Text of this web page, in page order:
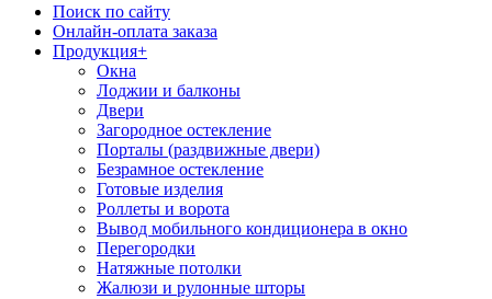
Поиск по сайту
Онлайн-оплата заказа
Продукция+
Окна
Лоджии и балконы
Двери
Загородное остекление
Порталы (раздвижные двери)
Безрамное остекление
Готовые изделия
Роллеты и ворота
Вывод мобильного кондиционера в окно
Перегородки
Натяжные потолки
Жалюзи и рулонные шторы